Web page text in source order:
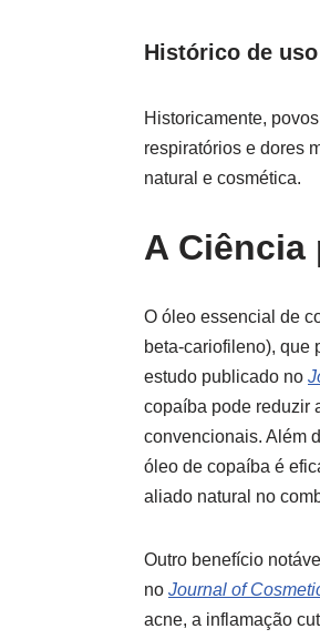
Histórico de uso
Historicamente,
respiratórios e dores
natural e cosmética.
A
O óleo essencial de
beta-cariofileno), que
estudo publicado no
copaíba pode reduzir
convencionais. Além
óleo de copaíba é
aliado natural no
Outro benefício
no Journal of
acne, a inflamação